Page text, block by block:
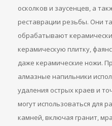
осколков и заусенцев, а
реставрации резьбы. Они
обрабатывают
керамическую плитку,
даже керамические ножи.
алмазные напильники
удаления острых краев и
могут использоваться для
камней, включая гранит,